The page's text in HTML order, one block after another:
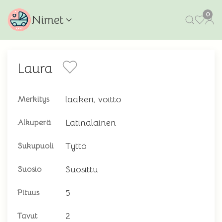
Nimet 0
Laura
Merkitys laakeri, voitto
Alkuperä Latinalainen
Sukupuoli Tyttö
Suosio Suosittu
Pituus 5
Tavut 2